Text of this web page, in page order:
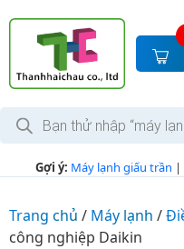
c
T
m
i Gợi ý: Máy lạnh giấu trần |
Trang chủ / Máy lạnh /
công nghiệp Daikin